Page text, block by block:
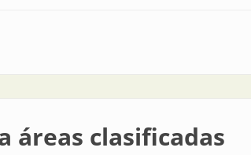
áreas clasificadas